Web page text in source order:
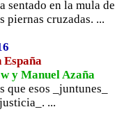
sentado en la mula de
piernas cruzadas. ...
y Manuel Azaña
esos _juntunes_
...